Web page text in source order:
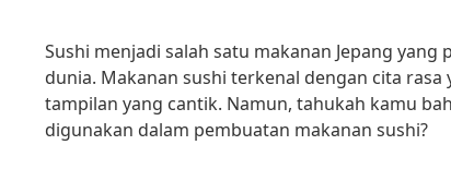
Sushi menjadi salah satu makanan Jepang yang
dunia. Makanan sushi terkenal dengan cita rasa
tampilan yang cantik. Namun, tahukah kamu
digunakan dalam pembuatan makanan sushi?